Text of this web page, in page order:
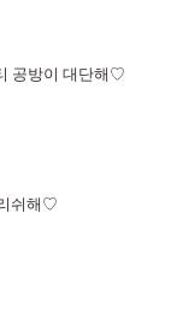
공방이 대단해♡
쉬해♡